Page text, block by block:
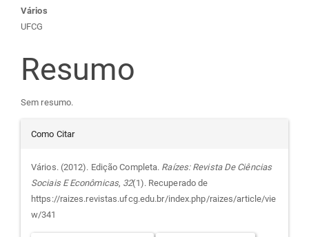
Conteúdo
do
artigo
principal
Vários
UFCG
Resumo
Sem resumo.
Detalhes
do
artigo
Como Citar
Vários. (2012). Edição Completa. Raízes: Revista De Ciências
Sociais E Econômicas, 32(1). Recuperado de
https://raizes.revistas.ufcg.edu.br/index.php/raizes/article/vie
w/341